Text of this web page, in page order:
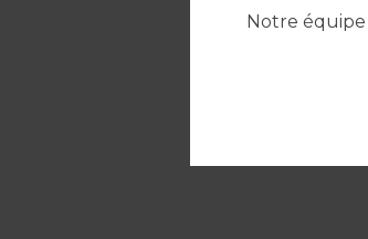
Dentiste
Notre